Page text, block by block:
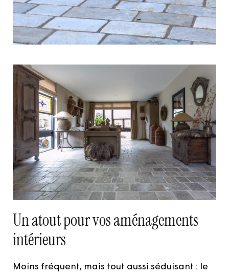
Un atout pour vos aménagements
intérieurs
Moins fréquent, mais tout aussi séduisant : le